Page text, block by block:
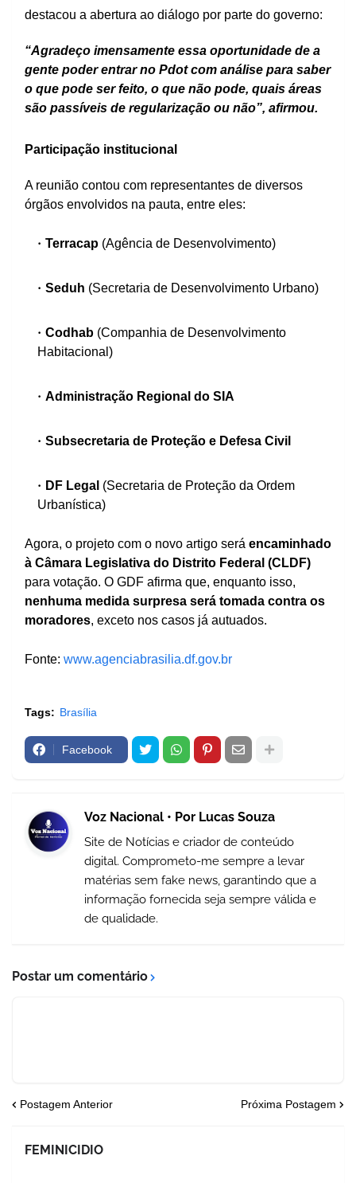
destacou a abertura ao diálogo por parte do governo:
“Agradeço imensamente essa oportunidade de a
gente poder entrar no Pdot com análise para saber
o que pode ser feito, o que não pode, quais áreas
são passíveis de regularização ou não”, afirmou.
Participação institucional
A reunião contou com representantes de diversos
órgãos envolvidos na pauta, entre eles:
Terracap (Agência de Desenvolvimento)
Seduh (Secretaria de Desenvolvimento Urbano)
Codhab (Companhia de Desenvolvimento
Habitacional)
Administração Regional do SIA
Subsecretaria de Proteção e Defesa Civil
DF Legal (Secretaria de Proteção da Ordem
Urbanística)
Agora, o projeto com o novo artigo será encaminhado
à Câmara Legislativa do Distrito Federal (CLDF)
para votação. O GDF afirma que, enquanto isso,
nenhuma medida surpresa será tomada contra os
moradores, exceto nos casos já autuados.
Fonte: www.agenciabrasilia.df.gov.br
Tags: Brasília
Facebook
Voz Nacional • Por Lucas Souza
Site de Notícias e criador de conteúdo
digital. Comprometo-me sempre a levar
matérias sem fake news, garantindo que a
informação fornecida seja sempre válida e
de qualidade.
Postar um comentário
Postagem Anterior Próxima Postagem
FEMINICIDIO